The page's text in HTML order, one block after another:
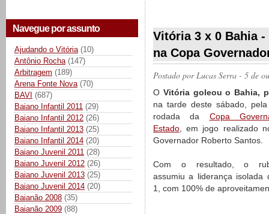
Navegue por assunto
Ajudando o Vitória (10)
Antônio Rocha (147)
Arbitragem (189)
Arena Fonte Nova (70)
BAVI (687)
Baiano Infantil 2011 (29)
Baiano Infantil 2012 (26)
Baiano Infantil 2013 (25)
Baiano Infantil 2014 (20)
Baiano Juvenil 2011 (28)
Baiano Juvenil 2012 (26)
Baiano Juvenil 2013 (25)
Baiano Juvenil 2014 (20)
Baianão 2008 (35)
Baianão 2009 (88)
Vitória 3 x 0 Bahia -
na Copa
Postado porLucas Serra - 5 de
O Vitória goleou o Bahia,
na tarde deste sábado,
rodada da Copa
Estado, em jogo realizado
Governador Roberto Santos.
Com o resultado, o
assumiu a liderança isolada
1, com 100% de